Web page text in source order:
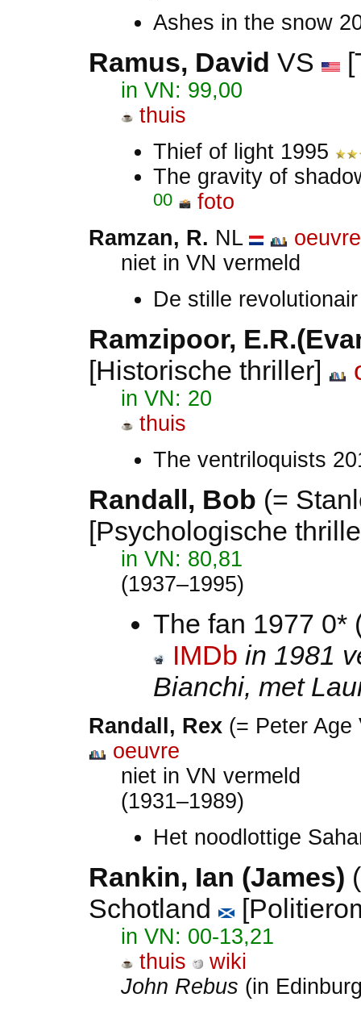
Ashes in the snow
Ramus, David VS
in VN: 99,00
thuis
Thief of light 1995
The gravity of
00
foto
Ramzan, R. NL
oeuvre
niet in VN vermeld
De stille
Ramzipoor,
[Historische thriller]
in VN: 20
thuis
The ventriloquists
Randall, Bob (=
[Psychologische
in VN: 80,81
(1937–1995)
The fan 1977 0*
IMDb in 1981
Bianchi, met
Randall , Rex (= Peter
oeuvre
niet in VN vermeld
(1931–1989)
Het noodlottige
Rankin, Ian (James)
Schotland
in VN: 00-13,21
thuis
wiki
John Rebus (in